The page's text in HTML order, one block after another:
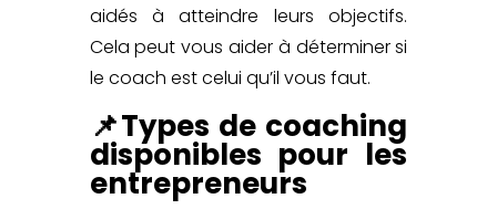
aidés à atteindre leurs objectifs.
Cela peut vous aider à déterminer si
le coach est celui qu’il vous faut.
📌Types de coaching
disponibles pour les
entrepreneurs